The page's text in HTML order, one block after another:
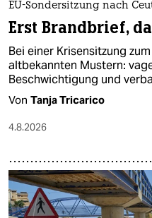
EU-Sondersitzung nach
Erst Brandbrief,
Bei einer Krisensitzung
altbekannten Mustern:
Beschwichtigung und
Von Tanja Tricarico
4.8.2026